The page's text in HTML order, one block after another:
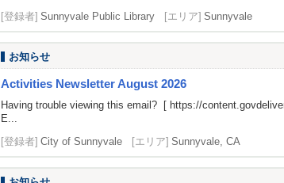
[登録者] Sunnyvale Public Library [エリア] Sunnyvale
お知らせ
Activities Newsletter August 2026
Having trouble viewing this email? [ https://
E...
[登録者] City of Sunnyvale [エリア] Sunnyvale, CA